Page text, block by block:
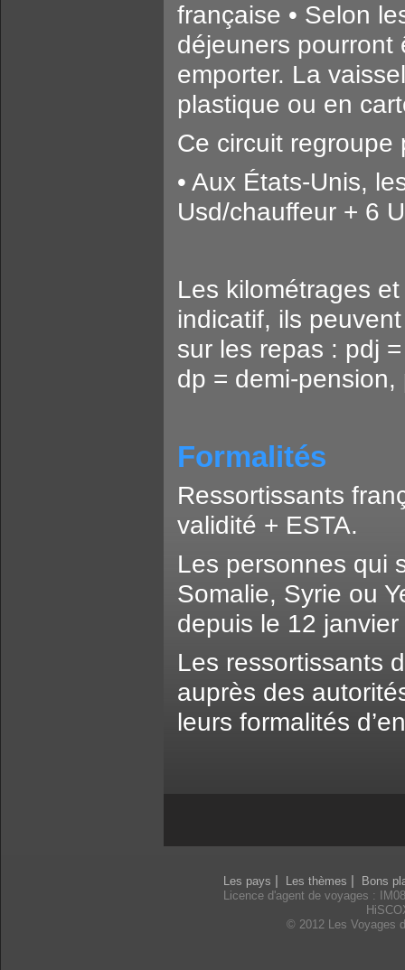
française • Selon
déjeuners pourront
emporter. La
plastique ou en
Ce circuit
• Aux États-Unis,
Usd/chauffeur + 6
Les kilométrages
indicatif, ils
sur les repas : pdj
dp = demi-
Formalités
Ressortissants
validité + ESTA.
Les personnes qui
Somalie, Syrie ou
depuis le 12
Les ressortissants
auprès des
leurs formalités
Les pays Les thèmes
Bons
Licence d'agent de voyages :
© 2012 Les Voyages